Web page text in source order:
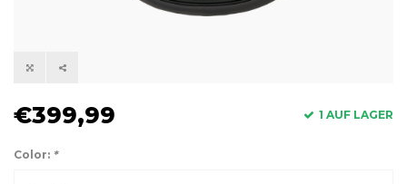
€399,99 1 AUF LAGER
Color: *